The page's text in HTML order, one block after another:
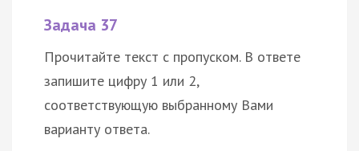
Задача 37
Прочитайте текст с пропуском. В ответе
запишите цифру 1 или 2,
соответствующую выбранному Вами
варианту ответа.